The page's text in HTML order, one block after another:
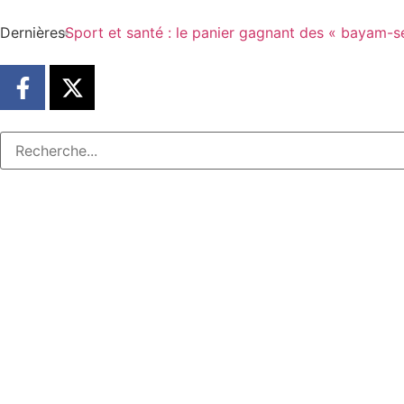
DernièresSport et santé : le panier gagnant des « bayam-